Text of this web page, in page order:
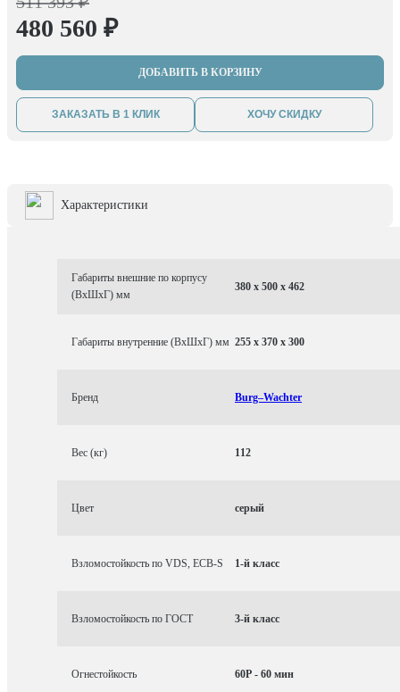
480 560 ₽
ДОБАВИТЬ В КОРЗИНУ
ЗАКАЗАТЬ В 1 КЛИК ХОЧУ СКИДКУ
Характеристики
Габариты внешние по корпусу
(ВхШхГ) мм
380 x 500 x 462
Габариты внутренние (ВхШхГ) мм 255 x 370 x 300
Бренд Burg–Wachter
Вес (кг) 112
Цвет серый
Взломостойкость по VDS, ECB-S 1-й класс
Взломостойкость по ГОСТ 3-й класс
Огнестойкость 60P - 60 мин